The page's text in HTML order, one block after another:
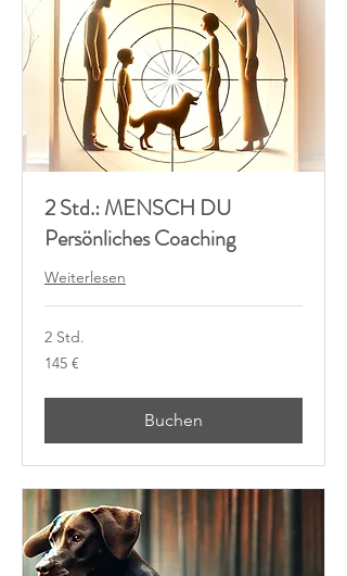
2 Std.: MENSCH DU
Persönliches Coaching
Weiterlesen
2 Std.
145
Euro
145 €
Buchen